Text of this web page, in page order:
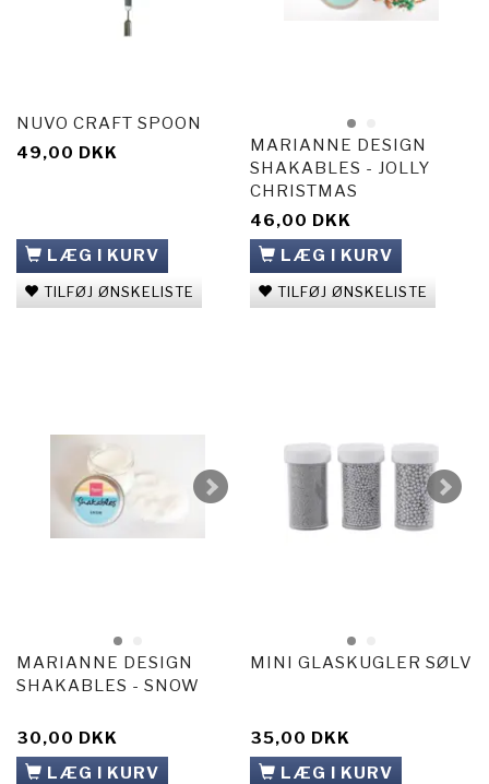
NUVO CRAFT SPOON
49,00 DKK
LÆG I KURV
TILFØJ ØNSKELISTE
MARIANNE DESIGN
SHAKABLES - JOLLY
CHRISTMAS
46,00 DKK
LÆG I KURV
TILFØJ ØNSKELISTE
MARIANNE DESIGN
SHAKABLES - SNOW
30,00 DKK
LÆG I KURV
MINI GLASKUGLER SØLV
35,00 DKK
LÆG I KURV